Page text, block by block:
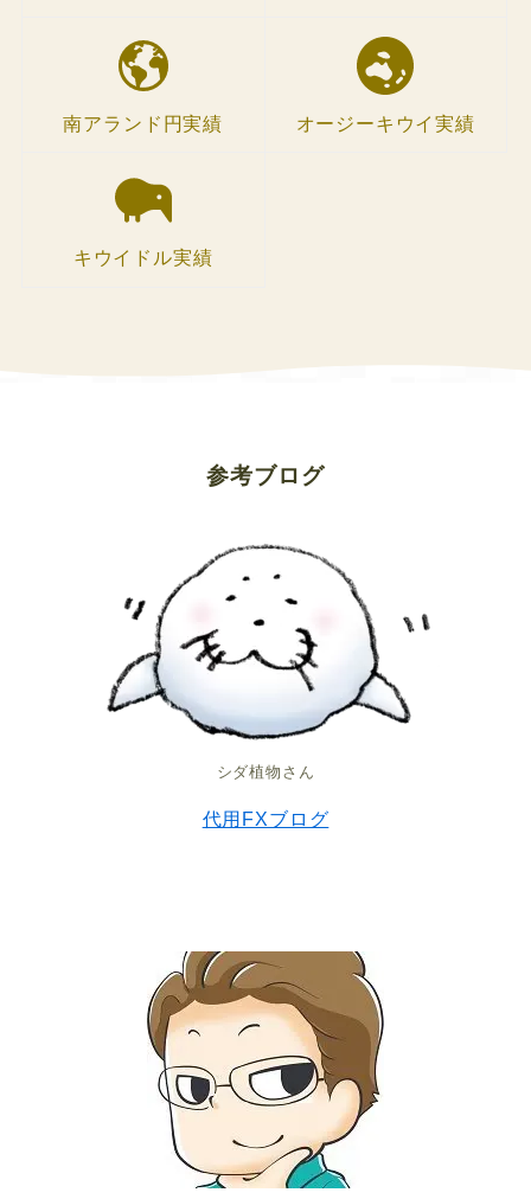
南アランド円実績 オージーキウイ実績
キウイドル実績
参考ブログ
シダ植物さん
代用FXブログ